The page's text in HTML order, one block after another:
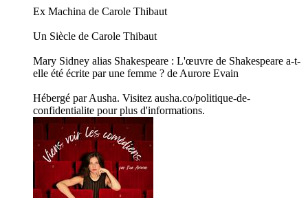
Ex Machina de Carole Thibaut
Un Siècle de Carole Thibaut
Mary Sidney alias Shakespeare : L'œuvre de Shakespeare a-t-
elle été écrite par une femme ? de Aurore Evain
Hébergé par Ausha. Visitez ausha.co/politique-de-
confidentialite pour plus d'informations.